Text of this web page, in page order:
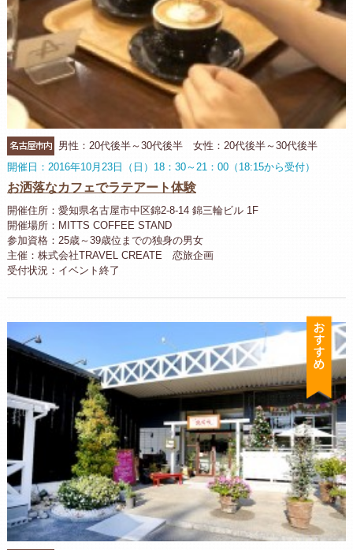
名古屋市内
男性：20代後半～30代後半 女性：20代後半～30代後半
開催日：2016年10月23日（日）18：30～21：00（18:15から受付）
お洒落なカフェでラテアート体験
開催住所：愛知県名古屋市中区錦2-8-14 錦三輪ビル 1F
開催場所：MITTS COFFEE STAND
参加資格：25歳～39歳位までの独身の男女
主催：株式会社TRAVEL CREATE 恋旅企画
受付状況：イベント終了
お